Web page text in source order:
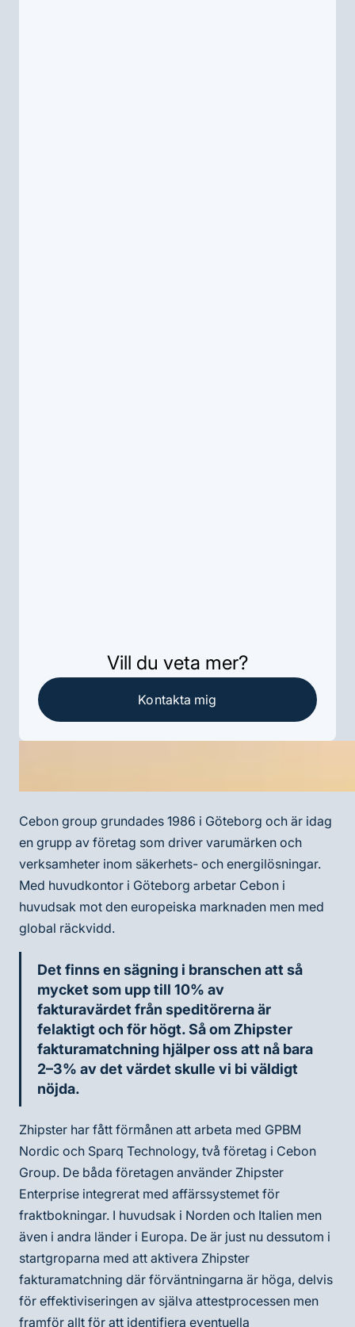
Vill du veta mer?
Kontakta mig
Cebon group grundades 1986 i Göteborg och är idag
en grupp av företag som driver varumärken och
verksamheter inom säkerhets- och energilösningar.
Med huvudkontor i Göteborg arbetar Cebon i
huvudsak mot den europeiska marknaden men med
global räckvidd.
Det finns en sägning i branschen att så
mycket som upp till 10% av
fakturavärdet från speditörerna är
felaktigt och för högt. Så om Zhipster
fakturamatchning hjälper oss att nå bara
2–3% av det värdet skulle vi bi väldigt
nöjda.
Zhipster har fått förmånen att arbeta med GPBM
Nordic och Sparq Technology, två företag i Cebon
Group. De båda företagen använder Zhipster
Enterprise integrerat med affärssystemet för
fraktbokningar. I huvudsak i Norden och Italien men
även i andra länder i Europa. De är just nu dessutom i
startgroparna med att aktivera Zhipster
fakturamatchning där förväntningarna är höga, delvis
för effektiviseringen av själva attestprocessen men
framför allt för att identifiera eventuella